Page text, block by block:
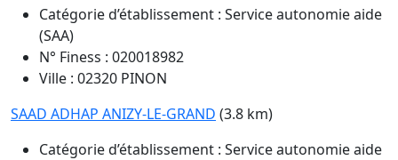
Catégorie d’établissement : Service autonomie aide
(SAA)
N° Finess : 020018982
Ville : 02320 PINON
SAAD ADHAP ANIZY-LE-GRAND (3.8 km)
Catégorie d’établissement : Service autonomie aide